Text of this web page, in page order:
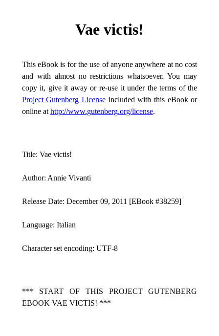
Vae victis!
This eBook is for the use of anyone anywhere at no cost
and with almost no restrictions whatsoever. You may
copy it, give it away or re-use it under the terms of the
Project Gutenberg License included with this eBook or
online at http://www.gutenberg.org/license.
Title: Vae victis!
Author: Annie Vivanti
Release Date: December 09, 2011 [EBook #38259]
Language: Italian
Character set encoding: UTF-8
*** START OF THIS PROJECT GUTENBERG
EBOOK VAE VICTIS! ***